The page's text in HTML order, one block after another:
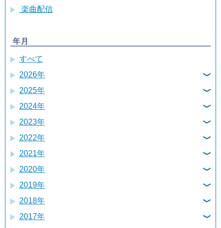
楽曲配信
年月
すべて
2026年
8月
7月
6月
5月
4月
3月
2月
1月
2025年
12月
11月
10月
9月
8月
7月
6月
5月
2024年
12月
11月
10月
9月
8月
7月
6月
2023年
12月
11月
10月
9月
8月
7月
2022年
12月
11月
10月
9月
8月
2021年
12月
11月
10月
9月
2020年
12月
11月
10月
2019年
12月
11月
2018年
12月
2017年